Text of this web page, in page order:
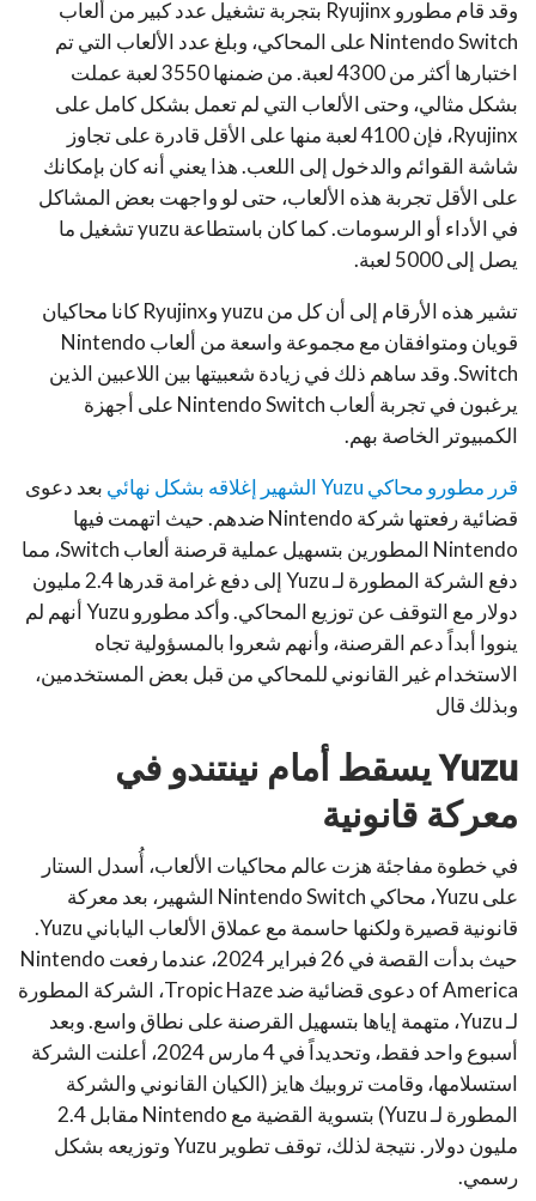
وقد قام مطورو Ryujinx بتجربة تشغيل عدد كبير من ألعاب
Nintendo Switch على المحاكي، وبلغ عدد الألعاب التي تم
اختبارها أكثر من 4300 لعبة. من ضمنها 3550 لعبة عملت
بشكل مثالي، وحتى الألعاب التي لم تعمل بشكل كامل على
Ryujinx، فإن 4100 لعبة منها على الأقل قادرة على تجاوز
شاشة القوائم والدخول إلى اللعب. هذا يعني أنه كان بإمكانك
على الأقل تجربة هذه الألعاب، حتى لو واجهت بعض المشاكل
في الأداء أو الرسومات. كما كان باستطاعة yuzu تشغيل ما
يصل إلى 5000 لعبة.
تشير هذه الأرقام إلى أن كل من yuzu وRyujinx كانا محاكيان
قويان ومتوافقان مع مجموعة واسعة من ألعاب Nintendo
Switch. وقد ساهم ذلك في زيادة شعبيتها بين اللاعبين الذين
يرغبون في تجربة ألعاب Nintendo Switch على أجهزة
الكمبيوتر الخاصة بهم.
قرر مطورو محاكي Yuzu الشهير إغلاقه بشكل نهائي
بعد دعوى
قضائية رفعتها شركة Nintendo ضدهم. حيث اتهمت فيها
Nintendo المطورين بتسهيل عملية قرصنة ألعاب Switch، مما
دفع الشركة المطورة لـ Yuzu إلى دفع غرامة قدرها 2.4 مليون
دولار مع التوقف عن توزيع المحاكي. وأكد مطورو Yuzu أنهم لم
ينووا أبداً دعم القرصنة، وأنهم شعروا بالمسؤولية تجاه
الاستخدام غير القانوني للمحاكي من قبل بعض المستخدمين،
وبذلك قال
Yuzuيسقط أمام نينتندو في
معركة قانونية
في خطوة مفاجئة هزت عالم محاكيات الألعاب، أُسدل الستار
على Yuzu، محاكي Nintendo Switch الشهير، بعد معركة
قانونية قصيرة ولكنها حاسمة مع عملاق الألعاب الياباني Yuzu.
حيث بدأت القصة في 26 فبراير 2024، عندما رفعت Nintendo
of America دعوى قضائية ضد Tropic Haze، الشركة المطورة
لـ Yuzu، متهمة إياها بتسهيل القرصنة على نطاق واسع. وبعد
أسبوع واحد فقط، وتحديداً في 4 مارس 2024، أعلنت الشركة
استسلامها، وقامت تروبيك هايز (الكيان القانوني والشركة
المطورة لـ Yuzu) بتسوية القضية مع Nintendo مقابل 2.4
مليون دولار. نتيجة لذلك، توقف تطوير Yuzu وتوزيعه بشكل
رسمي.